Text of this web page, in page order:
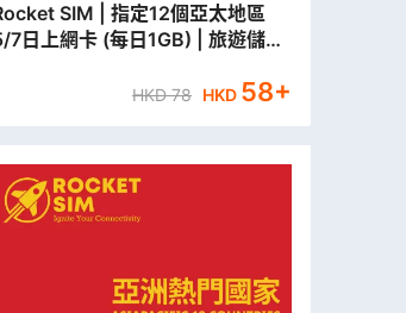
SIM | 指定12個亞太地區
7日上網卡 (每日1GB) | 旅遊儲值
HKD78 HKD 58+